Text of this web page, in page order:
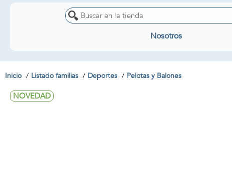
Nosotros
Inicio Listado familias Deportes Pelotas y Balones
NOVEDAD